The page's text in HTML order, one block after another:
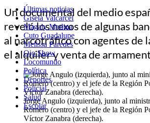
Últimas noticias
Gisela Valcarcel
Magaly Medina
Cuto Guadalupe
Melissa Paredes
Ojo Show
Locomundo
Política
Deportes
Policial
Salud
Escolar
Un documental del medio
reveló los nexos de algunas
al narcotráfico con agentes de
el alquiler y venta de
Jorge Angulo (izquierda), junto al
Romero (centro) y el jefe de la Región
Víctor Zanabra (derecha).